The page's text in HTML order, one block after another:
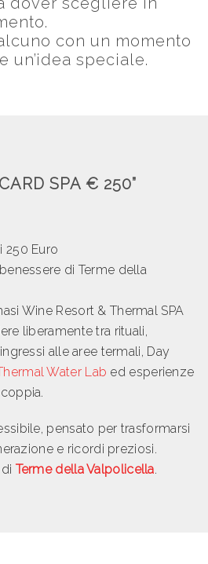
con un momento
un’idea speciale.
SPA € 250”
250 Euro
di Terme della
Wine Resort & Thermal SPA
liberamente tra rituali,
alle aree termali, Day
Water Lab ed esperienze
pensato per trasformarsi
e ricordi preziosi.
Terme della Valpolicella.